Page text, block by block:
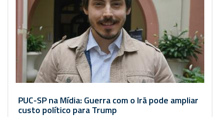
PUC-SP na Mídia: Guerra com o Irã pode ampliar
custo político para Trump